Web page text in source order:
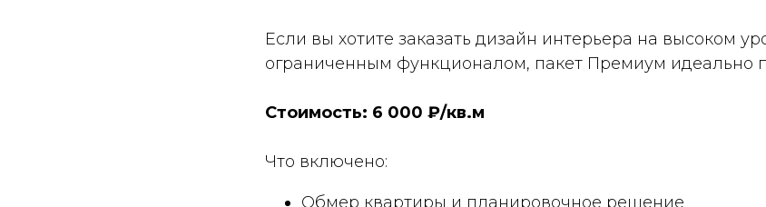
Если вы хотите заказать дизайн интерьера на высоком
ограниченным функционалом, пакет Премиум идеально
Стоимость: 6 000 ₽/кв.м
Что включено:
Обмер квартиры и планировочное решение